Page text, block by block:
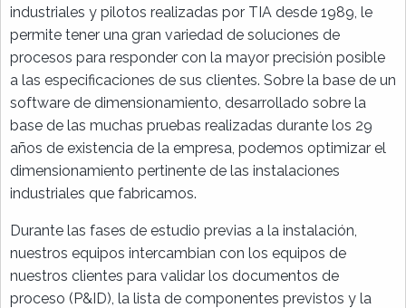
industriales y pilotos realizadas por TIA desde 1989, le
permite tener una gran variedad de soluciones de
procesos para responder con la mayor precisión posible
a las especificaciones de sus clientes. Sobre la base de un
software de dimensionamiento, desarrollado sobre la
base de las muchas pruebas realizadas durante los 29
años de existencia de la empresa, podemos optimizar el
dimensionamiento pertinente de las instalaciones
industriales que fabricamos.
Durante las fases de estudio previas a la instalación,
nuestros equipos intercambian con los equipos de
nuestros clientes para validar los documentos de
proceso (P&ID), la lista de componentes previstos y la